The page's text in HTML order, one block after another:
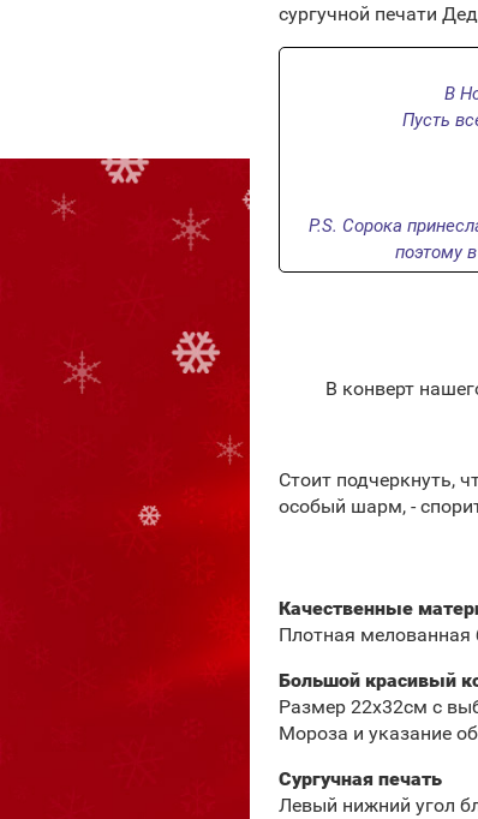
сургучной печати
В
Пусть
P.S. Сорока
поэтому
В конверт
Стоит подчеркнуть,
особый шарм, -
Качественные
Плотная мелованная
Большой красивый
Размер 22х32см с
Мороза и указание
Сургучная печать
Левый нижний угол